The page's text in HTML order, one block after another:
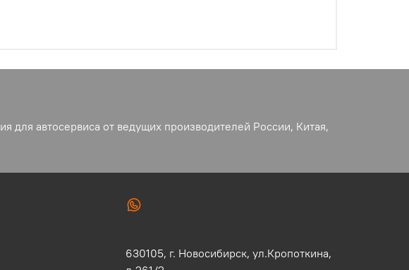
для автосервиса от ведущих производителей России, Китая,
630105, г. Новосибирск, ул.Кропоткина,